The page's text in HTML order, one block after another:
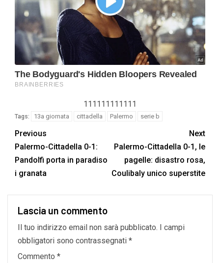
111111111111
Tags: 13a giornata cittadella Palermo serie b
Previous
Palermo-Cittadella 0-1:
Pandolfi porta in paradiso
i granata
Next
Palermo-Cittadella 0-1, le
pagelle: disastro rosa,
Coulibaly unico superstite
Lascia un commento
Il tuo indirizzo email non sarà pubblicato.
I campi
obbligatori sono contrassegnati *
Commento *